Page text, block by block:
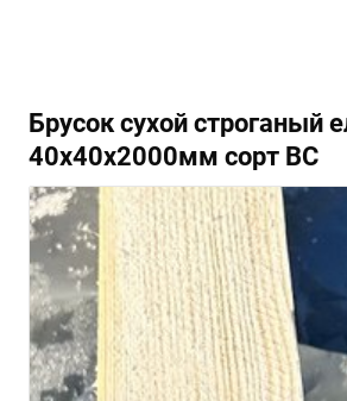
Брусок сухой строганый
40х40х2000мм сорт ВС